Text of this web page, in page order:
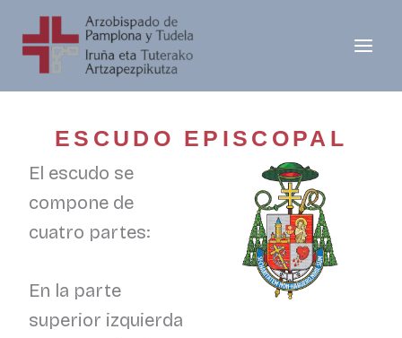
contenido
ESCUDO EPISCOPAL
El escudo se
compone de
cuatro partes:
En la parte
superior izquierda